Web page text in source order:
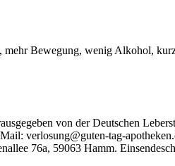
mehr Bewegung, wenig Alkohol,
von der Deutschen
verlosung@guten-tag-
76a, 59063 Hamm.